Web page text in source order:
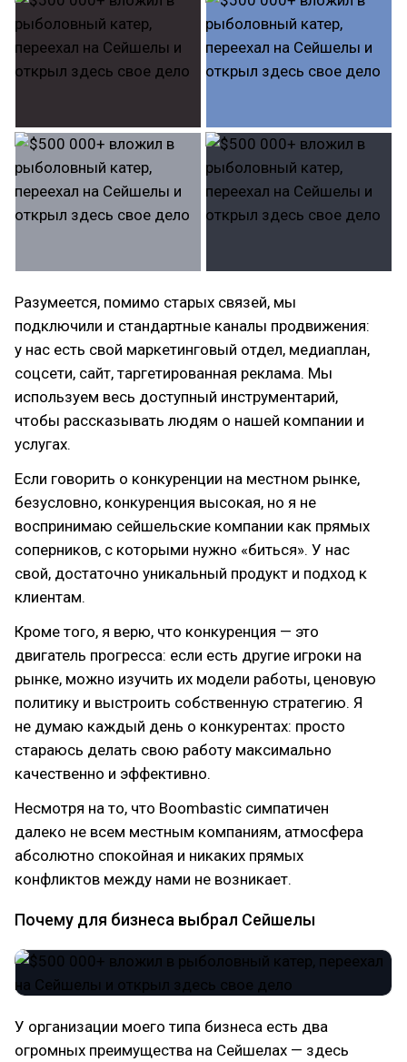
Разумеется, помимо старых связей, мы
подключили и стандартные каналы продвижения:
у нас есть свой маркетинговый отдел, медиаплан,
соцсети, сайт, таргетированная реклама. Мы
используем весь доступный инструментарий,
чтобы рассказывать людям о нашей компании и
услугах.
Если говорить о конкуренции на местном рынке,
безусловно, конкуренция высокая, но я не
воспринимаю сейшельские компании как прямых
соперников, с которыми нужно «биться». У нас
свой, достаточно уникальный продукт и подход к
клиентам.
Кроме того, я верю, что конкуренция — это
двигатель прогресса: если есть другие игроки на
рынке, можно изучить их модели работы, ценовую
политику и выстроить собственную стратегию. Я
не думаю каждый день о конкурентах: просто
стараюсь делать свою работу максимально
качественно и эффективно.
Несмотря на то, что Boombastic симпатичен
далеко не всем местным компаниям, атмосфера
абсолютно спокойная и никаких прямых
конфликтов между нами не возникает.
Почему для бизнеса выбрал Сейшелы
У организации моего типа бизнеса есть два
огромных преимущества на Сейшелах — здесь